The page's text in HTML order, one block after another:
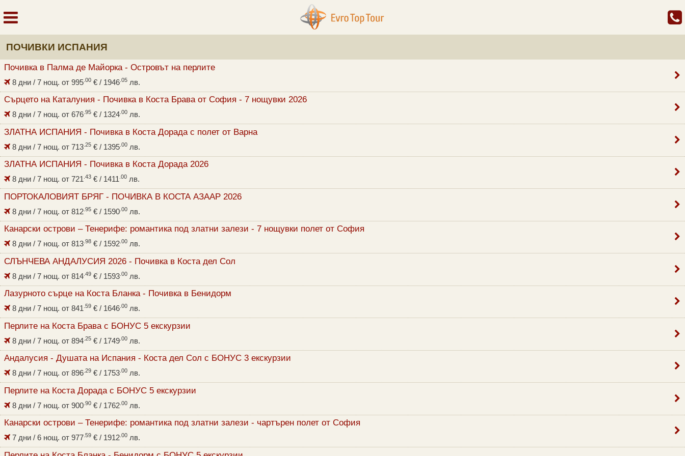
ПОЧИВКИ ИСПАНИЯ
Почивка в Палма де Майорка - Островът на перлите
8 дни / 7 нощ. от995 .00 € / 1946 .05 лв.
Сърцето на Каталуния - Почивка в Коста Брава от София - 7 нощувки 2026
8 дни / 7 нощ. от676 .95 € / 1324 .00 лв.
ЗЛАТНА ИСПАНИЯ - Почивка в Коста Дорада с полет от Варна
8 дни / 7 нощ. от713 .25 € / 1395 .00 лв.
ЗЛАТНА ИСПАНИЯ - Почивка в Коста Дорада 2026
8 дни / 7 нощ. от721 .43 € / 1411 .00 лв.
ПОРТОКАЛОВИЯТ БРЯГ - ПОЧИВКА В КОСТА АЗААР 2026
8 дни / 7 нощ. от812 .95 € / 1590 .00 лв.
Канарски острови – Тенерифе: романтика под златни залези - 7 нощувки полет от София
8 дни / 7 нощ. от813 .98 € / 1592 .00 лв.
СЛЪНЧЕВА АНДАЛУСИЯ 2026 - Почивка в Коста дел Сол
8 дни / 7 нощ. от814 .49 € / 1593 .00 лв.
Лазурното сърце на Коста Бланка - Почивка в Бенидорм
8 дни / 7 нощ. от841 .59 € / 1646 .00 лв.
Перлите на Коста Брава с БОНУС 5 екскурзии
8 дни / 7 нощ. от894 .25 € / 1749 .00 лв.
Андалусия - Душата на Испания - Коста дел Сол с БОНУС 3 екскурзии
8 дни / 7 нощ. от896 .29 € / 1753 .00 лв.
Перлите на Коста Дорада с БОНУС 5 екскурзии
8 дни / 7 нощ. от900 .90 € / 1762 .00 лв.
Канарски острови – Тенерифе: романтика под златни залези - чартърен полет от София
7 дни / 6 нощ. от977 .59 € / 1912 .00 лв.